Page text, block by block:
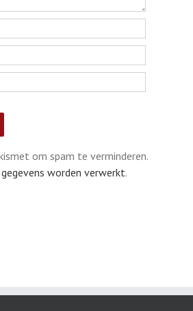
om spam te verminderen.
worden verwerkt.